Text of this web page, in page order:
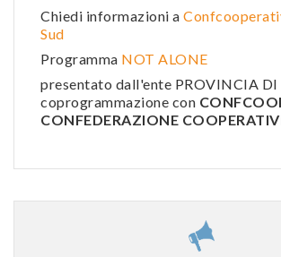
Chiedi informazioni a
Sud
Programma NOT ALONE
presentato dall'ente PROVINCIA DI
coprogrammazione con
CONFEDERAZIONE